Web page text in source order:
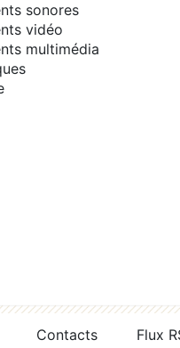
sonores
vidéo
multimédia
Contacts
Flux